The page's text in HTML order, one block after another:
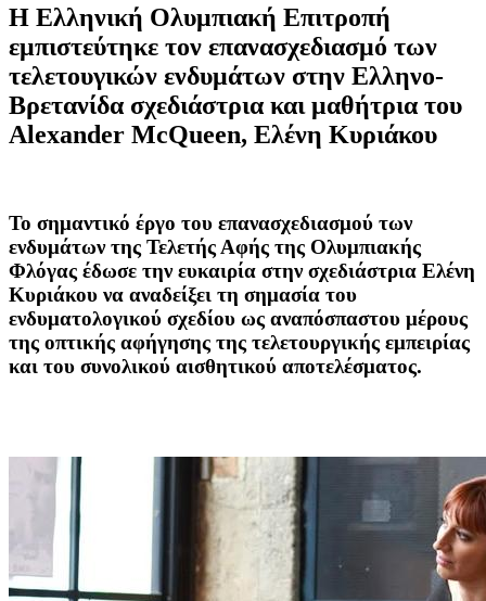
Η Ελληνική Ολυμπιακή Επιτροπή
εμπιστεύτηκε τον επανασχεδιασμό των
τελετουγικών ενδυμάτων στην Ελληνο-
Βρετανίδα σχεδιάστρια και μαθήτρια του
Alexander McQueen, Ελένη Κυριάκου
Το σημαντικό έργο του επανασχεδιασμού των
ενδυμάτων της Τελετής Αφής της Ολυμπιακής
Φλόγας έδωσε την ευκαιρία στην σχεδιάστρια Ελένη
Κυριάκου να αναδείξει τη σημασία του
ενδυματολογικού σχεδίου ως αναπόσπαστου μέρους
της οπτικής αφήγησης της τελετουργικής εμπειρίας
και του συνολικού αισθητικού αποτελέσματος.